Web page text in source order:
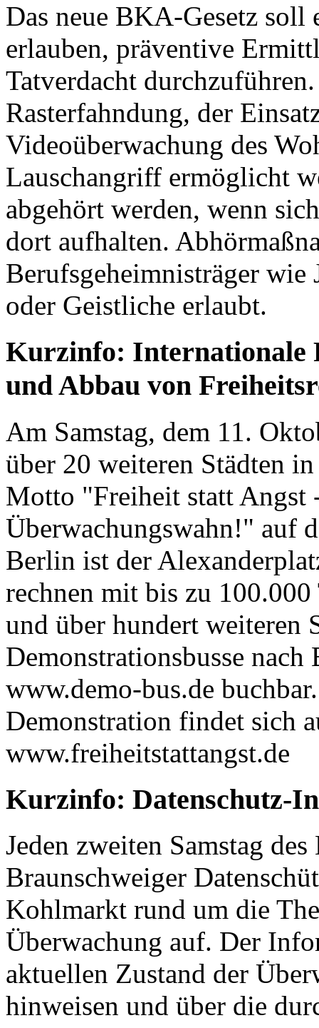
Das neue BKA-Gesetz soll
erlauben, präventive
Tatverdacht
Rasterfahndung, der
Videoüberwachung des
Lauschangriff ermöglicht
abgehört werden, wenn
dort aufhalten.
Berufsgeheimnisträger
oder Geistliche erlaubt.
Kurzinfo: Internationale
und Abbau von
Am Samstag, dem 11.
über 20 weiteren Städten
Motto "Freiheit statt Angst
Überwachungswahn!" auf
Berlin ist der
rechnen mit bis zu
und über hundert weiteren
Demonstrationsbusse
www.demo-bus.de
Demonstration findet sich
www.freiheitstattangst.de
Kurzinfo: Datenschutz-
Jeden zweiten Samstag
Braunschweiger
Kohlmarkt rund um die
Überwachung auf. Der
aktuellen Zustand der
hinweisen und über die